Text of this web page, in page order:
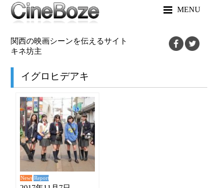
MENU
関西の映画シーンを伝えるサイト
キネ坊主
イグロヒデアキ
News Report